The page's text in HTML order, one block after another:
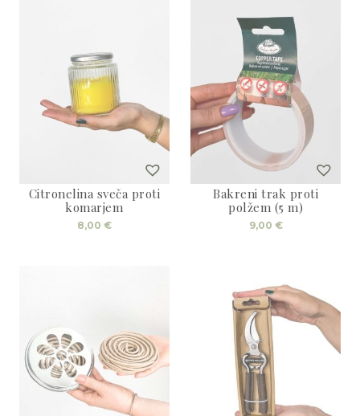
Možnosti
izberete
Citronelina sveča proti
komarjem
8,00 €
Bakreni trak proti
polžem (5 m)
9,00 €